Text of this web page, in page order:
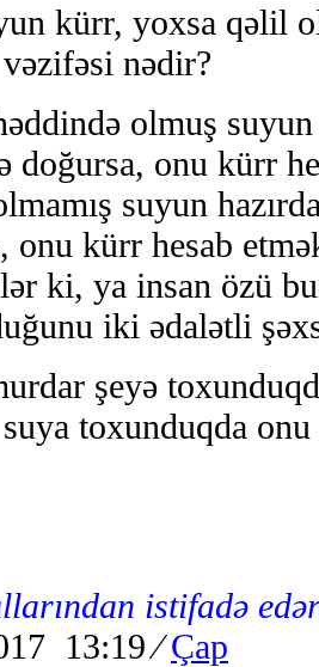
kürr, yoxsa qəlil
nədir?
olmuş
doğursa, onu kürr
suyun
onu kürr hesab
ki, ya insan özü
iki ədalətli
şeyə
toxunduqda onu
istifadə
13:19⁄ Çap